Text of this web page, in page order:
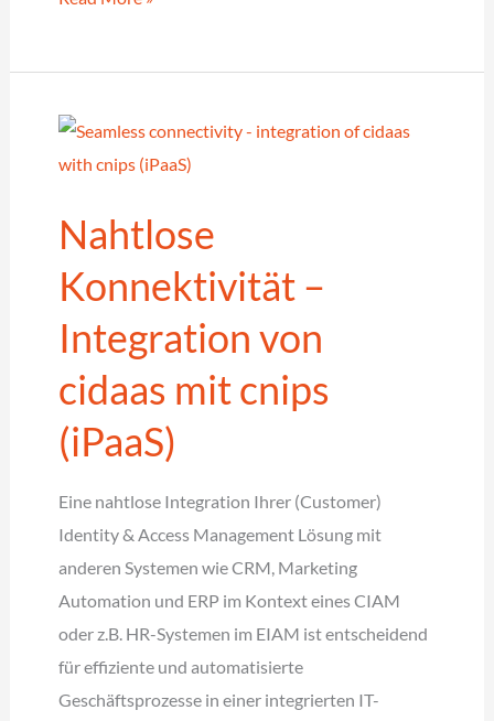
–
Der
für
&
Access
Management
Nahtlose
Konnektivität –
Integration von
cidaas mit cnips
(iPaaS)
Eine nahtlose Integration Ihrer (Customer)
Identity & Access Management Lösung mit
anderen Systemen wie CRM, Marketing
Automation und ERP im Kontext eines CIAM
oder z.B. HR-Systemen im EIAM ist entscheidend
für effiziente und automatisierte
Geschäftsprozesse in einer integrierten IT-